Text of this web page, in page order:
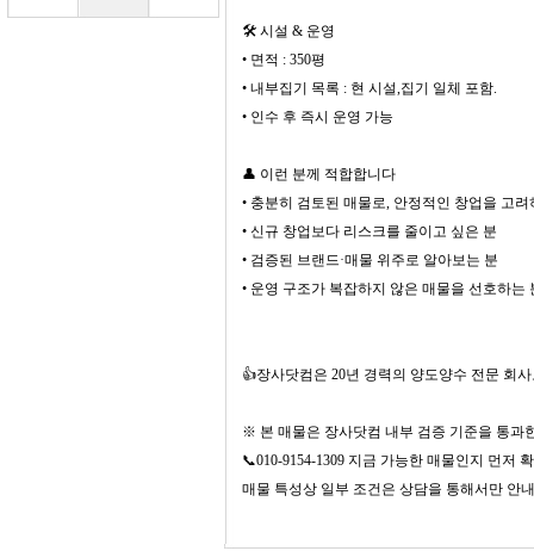
🛠 시설 & 운영
• 면적 : 350평
• 내부집기 목록 : 현 시설,집기 일체 포함.
• 인수 후 즉시 운영 가능
👤 이런 분께 적합합니다
• 충분히 검토된 매물로, 안정적인 창업을 고려
• 신규 창업보다 리스크를 줄이고 싶은 분
• 검증된 브랜드·매물 위주로 알아보는 분
• 운영 구조가 복잡하지 않은 매물을 선호하는
👍장사닷컴은 20년 경력의 양도양수 전문 회
※ 본 매물은 장사닷컴 내부 검증 기준을 통과
📞010-9154-1309 지금 가능한 매물인지 먼저
매물 특성상 일부 조건은 상담을 통해서만 안